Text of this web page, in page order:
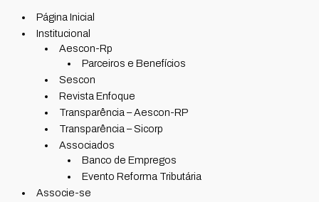
Página Inicial
Institucional
Aescon-Rp
Parceiros e Benefícios
Sescon
Revista Enfoque
Transparência – Aescon-RP
Transparência – Sicorp
Associados
Banco de Empregos
Evento Reforma Tributária
Associe-se